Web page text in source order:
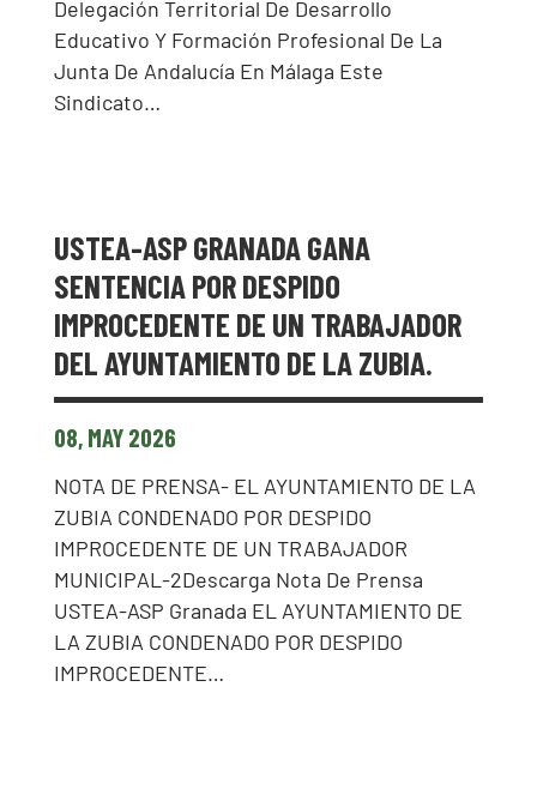
Delegación Territorial De Desarrollo
Educativo Y Formación Profesional De La
Junta De Andalucía En Málaga Este
Sindicato…
USTEA-ASP GRANADA GANA
SENTENCIA POR DESPIDO
IMPROCEDENTE DE UN TRABAJADOR
DEL AYUNTAMIENTO DE LA ZUBIA.
08, MAY 2026
NOTA DE PRENSA- EL AYUNTAMIENTO DE LA
ZUBIA CONDENADO POR DESPIDO
IMPROCEDENTE DE UN TRABAJADOR
MUNICIPAL-2Descarga Nota De Prensa
USTEA-ASP Granada EL AYUNTAMIENTO DE
LA ZUBIA CONDENADO POR DESPIDO
IMPROCEDENTE…